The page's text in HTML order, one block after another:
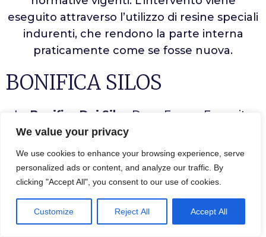
We value your privacy
We use cookies to enhance your browsing experience, serve
personalized ads or content, and analyze our traffic. By
clicking "Accept All", you consent to our use of cookies.
Customize Reject All Accept All
eseguito attraverso l’utilizzo di resine speciali
indurenti, che rendono la parte interna
praticamente come se fosse nuova.
BONIFICA SILOS
La Bonifica Dei Silos
Deve Essere Eseguita
Nel Rispetto Di Rigidi Standard Di Sicurezza
Previsti Dalla Legge. La Procedura Prevede
Essenzialmente Il Lavaggio Con Acqua E
Detergenti, La Rimozione Di Materiali Corrosi
O Altri Materiali Sospetti E La Sanificazione O
Disinfezione Finale. Il Processo Di Bonifica